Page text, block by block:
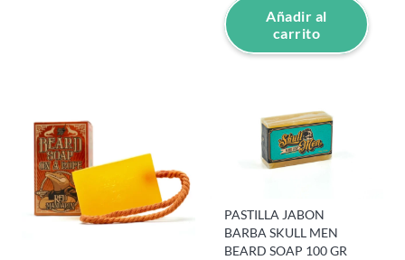
Añadir al
carrito
PASTILLA JABON
BARBA SKULL MEN
BEARD SOAP 100 GR